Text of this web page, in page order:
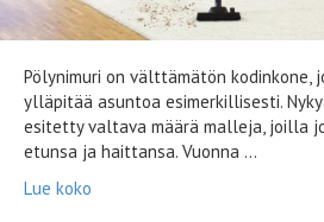
Pölynimuri on välttämätön kodinkone,
ylläpitää asuntoa esimerkillisesti.
esitetty valtava määrä malleja, joilla
etunsa ja haittansa. Vuonna ...
Lue koko